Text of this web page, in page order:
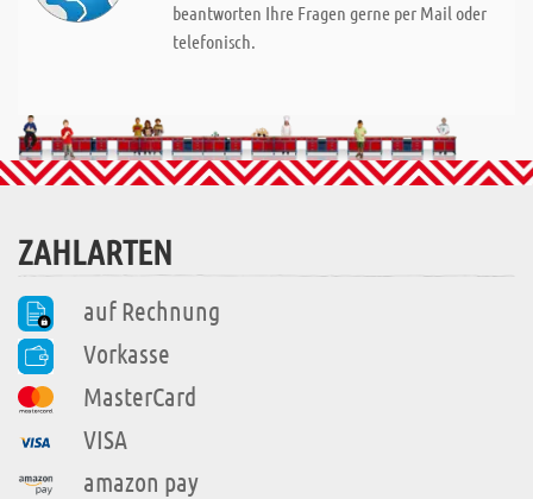
beantworten Ihre Fragen gerne per Mail oder
telefonisch.
ZAHLARTEN
auf Rechnung
Vorkasse
MasterCard
VISA
amazon pay